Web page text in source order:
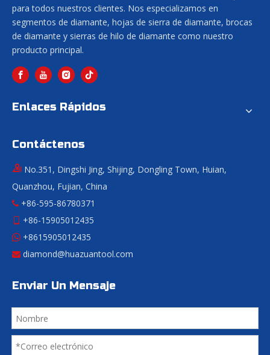
para todos nuestros clientes. Nos especializamos en
segmentos de diamante, hojas de sierra de diamante, brocas
de diamante y sierras de hilo de diamante como nuestro
producto principal.
Enlaces Rápidos
Contáctenos
No.351, Dingshi Jing, Shijing, Dongling Town, Huian,
Quanzhou, Fujian, China
 +86-595-86780371
+86-15905012435
 +8615905012435
 diamond@huazuantool.com
Enviar Un Mensaje